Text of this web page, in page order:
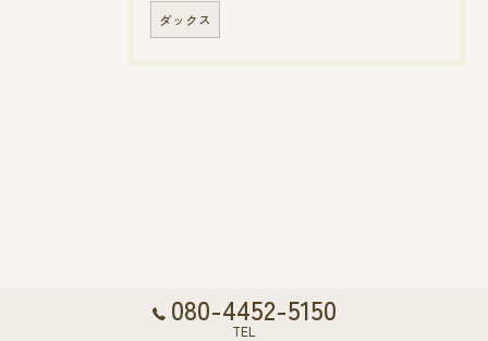
ダックス
080-4452-5150
TEL